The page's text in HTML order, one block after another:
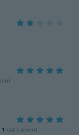
1 caricamenti